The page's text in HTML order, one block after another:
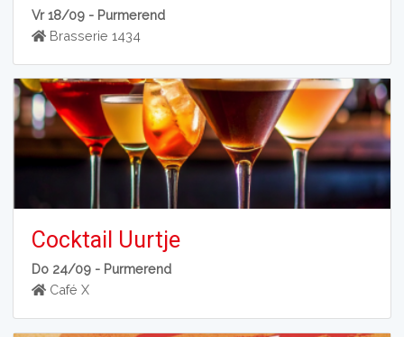
Vr 18/09 - Purmerend
Brasserie 1434
Cocktail Uurtje
Do 24/09 - Purmerend
Café X